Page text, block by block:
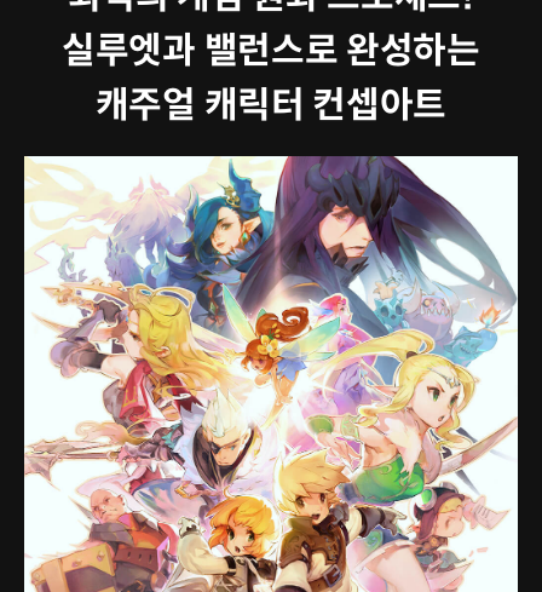
실루엣과 밸런스로 완성하는
캐주얼 캐릭터 컨셉아트